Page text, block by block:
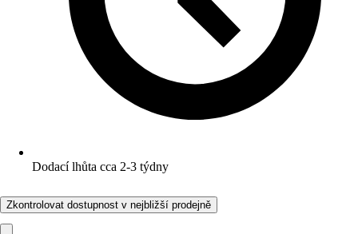
Dodací lhůta cca 2-3 týdny
Zkontrolovat dostupnost v nejbližší prodejně